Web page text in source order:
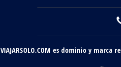
VIAJARSOLO.COM es dominio y